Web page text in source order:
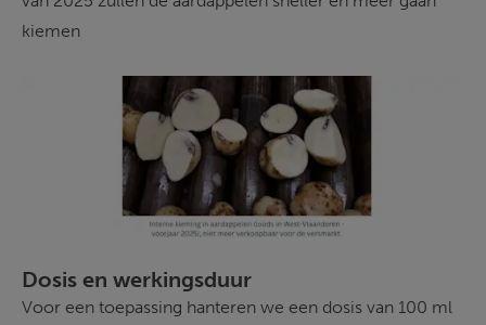
kiemen
Dosis en werkingsduur
Voor een toepassing hanteren we een dosis van 100 ml